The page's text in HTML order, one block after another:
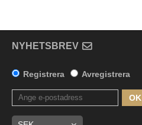
NYHETSBREV
Registrera Avregistrera
OK